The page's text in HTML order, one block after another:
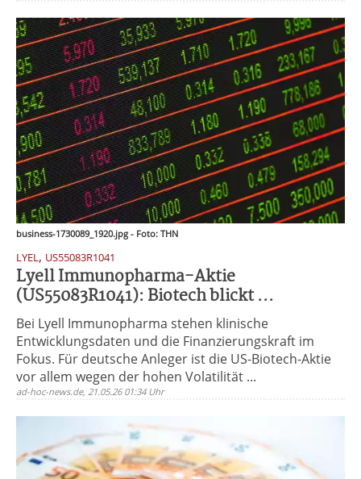
business-1730089_1920.jpg - Foto: THN
LYEL, US55083R1041
Lyell Immunopharma-Aktie
(US55083R1041): Biotech blickt ...
Bei Lyell Immunopharma stehen klinische
Entwicklungsdaten und die Finanzierungskraft im
Fokus. Für deutsche Anleger ist die US-Biotech-Aktie
vor allem wegen der hohen Volatilität ...
ad-hoc-news.de, 21.05.26 01:34 Uhr